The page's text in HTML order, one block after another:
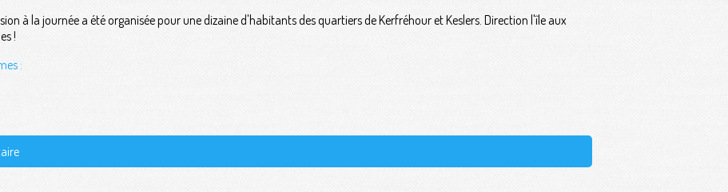
à la journée a été organisée pour une dizaine d'habitants des quartiers de Kerfréhour et Keslers. Direction l'île aux
!
: